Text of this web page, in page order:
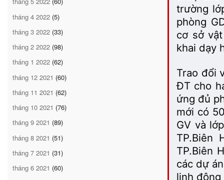
tháng 4 2022 (5)
tháng 3 2022 (33)
tháng 2 2022 (98)
tháng 1 2022 (62)
tháng 12 2021 (60)
tháng 11 2021 (62)
tháng 10 2021 (76)
tháng 9 2021 (89)
tháng 8 2021 (51)
tháng 7 2021 (31)
tháng 6 2021 (60)
trường
phòng
cơ sở
khai dạy
Trao đổi
ĐT cho
ứng đủ
mới có
GV và
TP.Biên
TP.Biên
các dự
linh